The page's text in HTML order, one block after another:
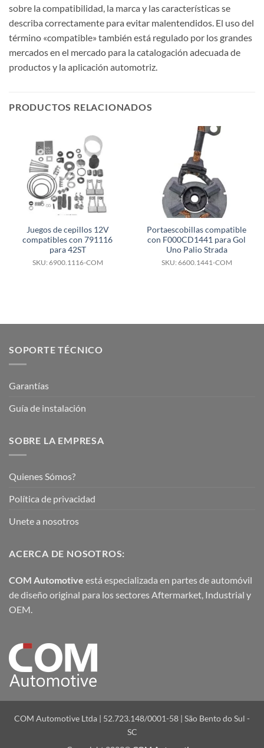
sobre la compatibilidad, la marca y las características se
describa correctamente para evitar malentendidos. El uso del
término «compatible» también está regulado por los grandes
mercados en el mercado para la catalogación adecuada de
productos y la aplicación automotriz.
PRODUCTOS RELACIONADOS
Juegos de cepillos 12V
compatibles con 791116
para 42ST
SKU: 6900.1116-COM
Portaescobillas compatible
con F000CD1441 para Gol
Uno Palio Strada
SKU: 6600.1441-COM
SOPORTE TÉCNICO
Garantías
Guía de instalación
SOBRE LA EMPRESA
Quienes Sómos?
Política de privacidad
Unete a nosotros
ACERCA DE NOSOTROS:
COM Automotive está especializada en partes de automóvil
de diseño original para los sectores Aftermarket, Industrial y
OEM.
COM Automotive Ltda | 52.723.148/0001-58 | São Bento do Sul -
SC